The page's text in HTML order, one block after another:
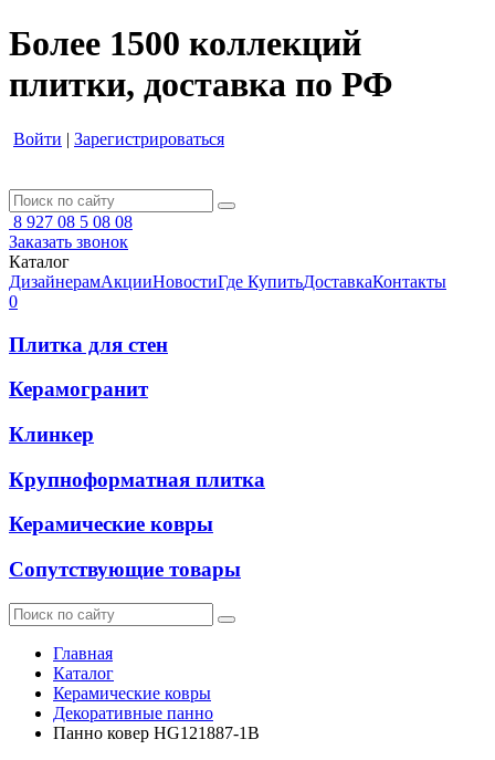
Более 1500 коллекций
плитки, доставка по РФ
Войти | Зарегистрироваться
8 927 08 5 08 08
Заказать звонок
Каталог
ДизайнерамАкцииНовостиГде КупитьДоставкаКонтакты
0
Плитка для стен
Керамогранит
Клинкер
Крупноформатная плитка
Керамические ковры
Сопутствующие товары
Главная
Каталог
Керамические ковры
Декоративные панно
Панно ковер HG121887-1B